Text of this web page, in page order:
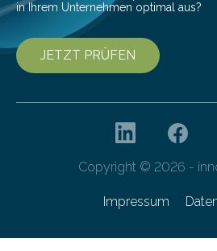
in Ihrem Unternehmen optimal aus?
JETZT PRÜFEN
Copyright © 2026 -
Impressum